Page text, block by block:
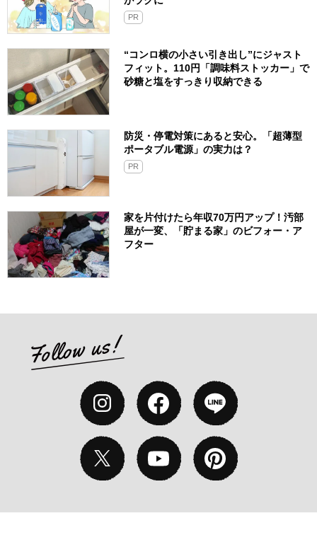
PR
“コンロ横の小さい引き出し”にジャスト
フィット。110円「調味料ストッカー」で
砂糖と塩をすっきり収納できる
防災・停電対策にあると安心。「超薄型
ポータブル電源」の実力は？​
PR
家を片付けたら年収70万円アップ！汚部
屋が一変、「貯まる家」のビフォー・ア
フター